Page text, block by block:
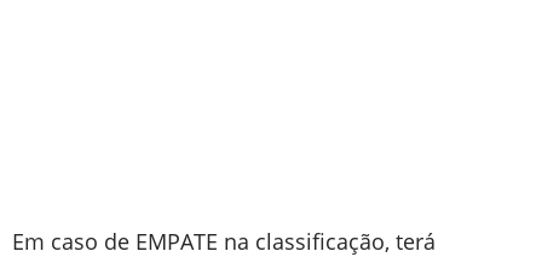
Em caso de EMPATE na classificação, terá